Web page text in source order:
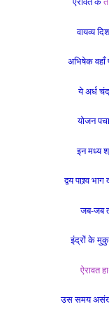
वायव्य
अभिषेक वहाँ
ये अर्ध
योजन
इन मध्य
द्वय पाश्र्व
जब-जब
इंद्रों के
ऐरावत
उस समय